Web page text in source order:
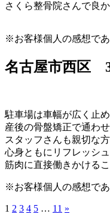
さくら整骨院さんで良か
※お客様個人の感想で
名古屋市西区
駐車場は車幅が広く止め
産後の骨盤矯正で通わ
スタッフさんも親切な
心身ともにリフレッシ
筋肉に直接働きかける
※お客様個人の感想で
1 2 3 4 5 … 11 »